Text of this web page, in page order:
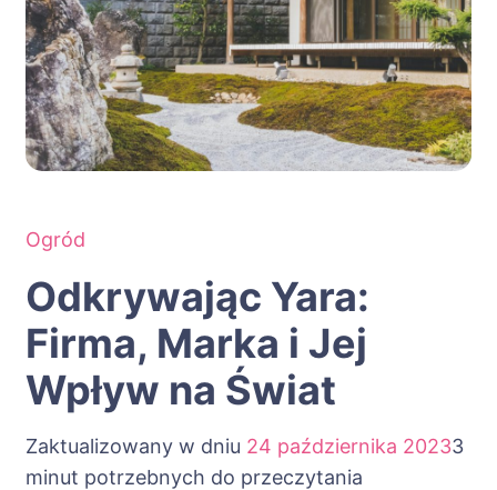
Ogród
Odkrywając Yara:
Firma, Marka i Jej
Wpływ na Świat
Zaktualizowany w dniu 24 października 20233
minut potrzebnych do przeczytania